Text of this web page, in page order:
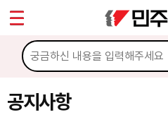
공지사항
마이페이지
소개
소식
Sketchbook5,